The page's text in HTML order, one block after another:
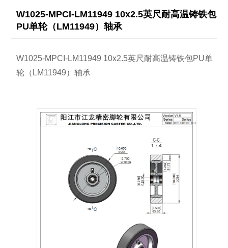
W1025-MPCI-LM11949 10x2.5英尺耐高温铸铁包
PU单轮（LM11949）轴承
W1025-MPCI-LM11949 10x2.5英尺耐高温铸铁包PU单
轮（LM11949）轴承